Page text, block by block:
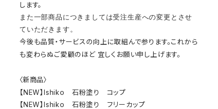
します。
また一部商品につきましては受注生産への変更とさせ
ていただきます。
今後も品質・サービスの向上に取組んで参ります。これから
も変わらぬご愛顧のほど 宜しくお願い申し上げます。
〈新商品〉
【NEW】Ishiko 石粉塗り コップ
【NEW】Ishiko 石粉塗り フリーカップ